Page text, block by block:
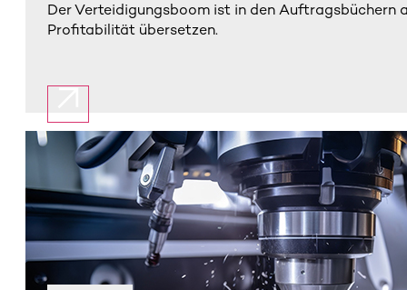
Der Verteidigungsboom ist in den Auftragsbüchern
Profitabilität übersetzen.